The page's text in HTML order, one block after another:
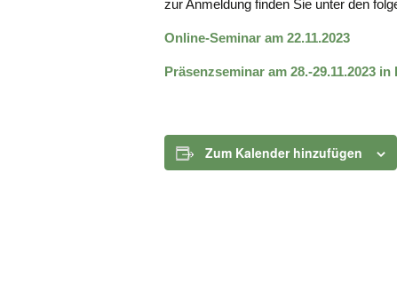
zur Anmeldung finden Sie unter den
Online-Seminar am 22.11.2023
Präsenzseminar am 28.-29.11.2023 in
Zum Kalender hinzufügen